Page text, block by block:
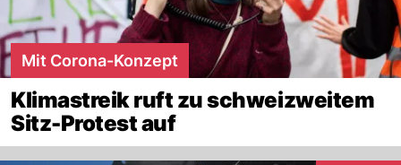
Mit Corona-Konzept
Klimastreik ruft zu schweizweitem
Sitz-Protest auf